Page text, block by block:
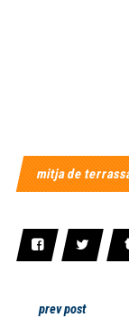
mitja de
prev post